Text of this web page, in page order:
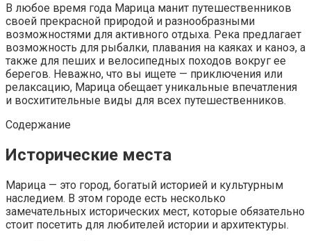
В любое время года Марица манит путешественников
своей прекрасной природой и разнообразными
возможностями для активного отдыха. Река предлагает
возможность для рыбалки, плавания на каяках и каноэ, а
также для пеших и велосипедных походов вокруг ее
берегов. Неважно, что вы ищете — приключения или
релаксацию, Марица обещает уникальные впечатления
и восхитительные виды для всех путешественников.
Содержание
Исторические места
Марица — это город, богатый историей и культурным
наследием. В этом городе есть несколько
замечательных исторических мест, которые обязательно
стоит посетить для любителей истории и архитектуры.